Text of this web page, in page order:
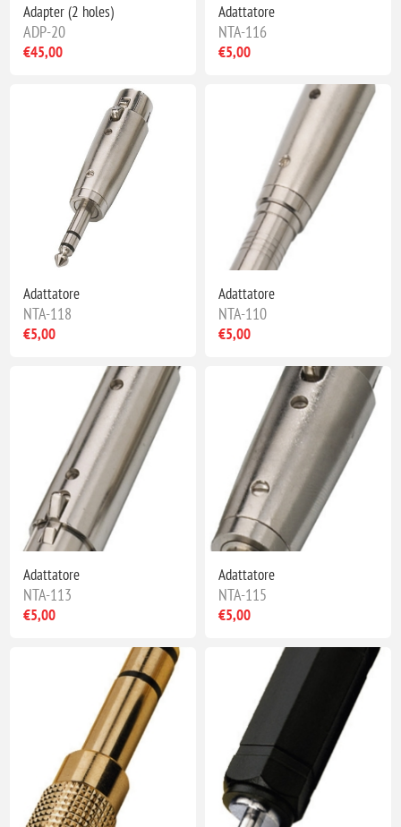
Adapter (2 holes)
ADP-20
€45,00
Adattatore
NTA-116
€5,00
Adattatore
NTA-118
€5,00
Adattatore
NTA-110
€5,00
Adattatore
NTA-113
€5,00
Adattatore
NTA-115
€5,00